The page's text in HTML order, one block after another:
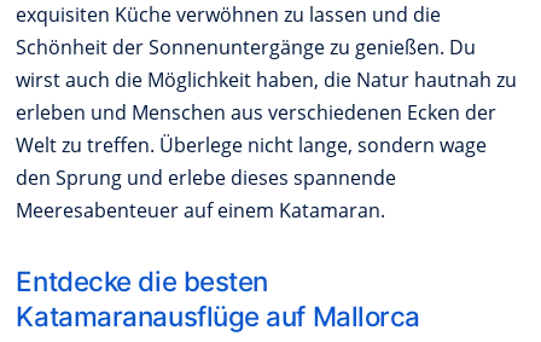
exquisiten Küche verwöhnen zu lassen und die
Schönheit der Sonnenuntergänge zu genießen. Du
wirst auch die Möglichkeit haben, die Natur hautnah zu
erleben und Menschen aus verschiedenen Ecken der
Welt zu treffen. Überlege nicht lange, sondern wage
den Sprung und erlebe dieses spannende
Meeresabenteuer auf einem Katamaran.
Entdecke die besten
Katamaranausflüge auf Mallorca